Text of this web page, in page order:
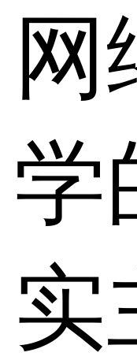
网
学
实